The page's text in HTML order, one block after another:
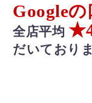
Googleの
全店平均
だいており